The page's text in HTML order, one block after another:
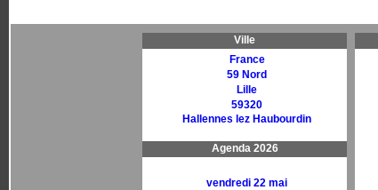
Ville
France
59 Nord
Lille
59320
Hallennes lez Haubourdin
Agenda 2026
vendredi 22 mai